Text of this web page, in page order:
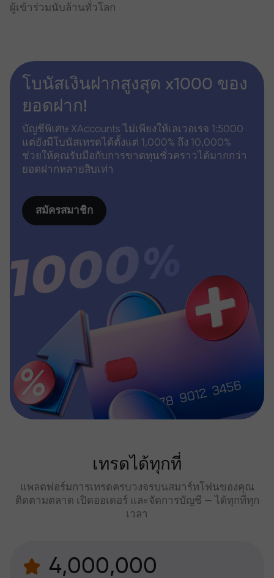
ผู้เข้าร่วมนับล้านทั่วโลก
โบนัสเงินฝากสูงสุด x1000 ของ
ยอดฝาก!
บัญชีพิเศษ XAccounts ไม่เพียงให้เลเวอเรจ 1:5000
แต่ยังมีโบนัสเทรดได้ตั้งแต่ 1,000% ถึง 10,000%
ช่วยให้คุณรับมือกับการขาดทุนชั่วคราวได้มากกว่า
ยอดฝากหลายสิบเท่า
สมัครสมาชิก
เทรดได้ทุกที่
แพลตฟอร์มการเทรดครบวงจรบนสมาร์ทโฟนของคุณ
ติดตามตลาด เปิดออเดอร์ และจัดการบัญชี — ได้ทุกที่ทุก
เวลา
4,000,000